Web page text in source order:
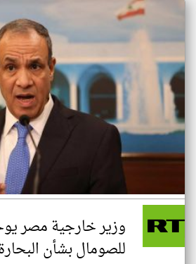
وزير خارجية مصر
للصومال بشأن